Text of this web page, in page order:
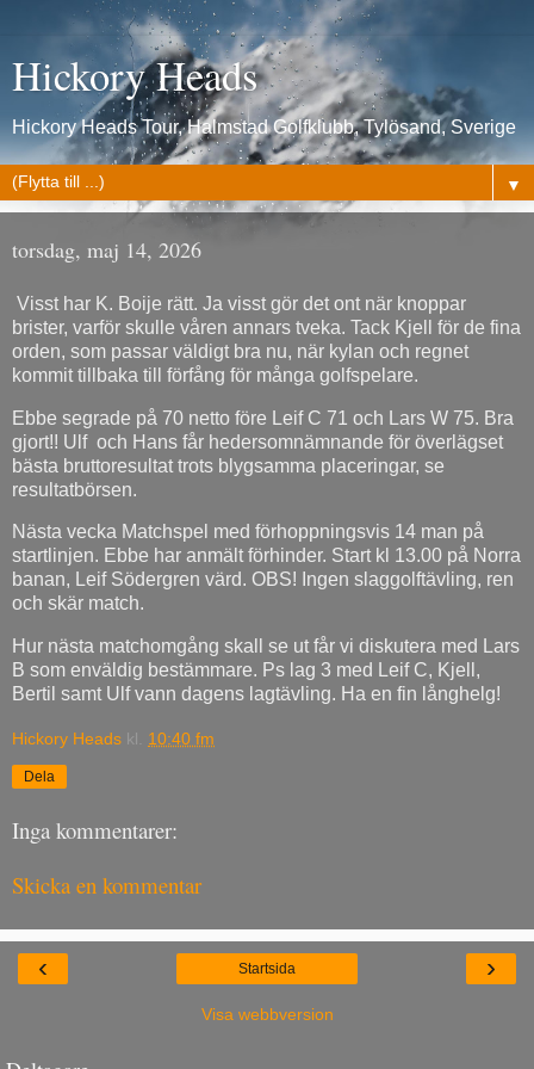
Hickory Heads
Hickory Heads Tour, Halmstad Golfklubb, Tylösand, Sverige
▼
torsdag, maj 14, 2026
Visst har K. Boije rätt. Ja visst gör det ont när knoppar
brister, varför skulle våren annars tveka. Tack Kjell för de fina
orden, som passar väldigt bra nu, när kylan och regnet
kommit tillbaka till förfång för många golfspelare.
Ebbe segrade på 70 netto före Leif C 71 och Lars W 75. Bra
gjort!! Ulf och Hans får hedersomnämnande för överlägset
bästa bruttoresultat trots blygsamma placeringar, se
resultatbörsen.
Nästa vecka Matchspel med förhoppningsvis 14 man på
startlinjen. Ebbe har anmält förhinder. Start kl 13.00 på Norra
banan, Leif Södergren värd. OBS! Ingen slaggolftävling, ren
och skär match.
Hur nästa matchomgång skall se ut får vi diskutera med Lars
B som enväldig bestämmare. Ps lag 3 med Leif C, Kjell,
Bertil samt Ulf vann dagens lagtävling. Ha en fin långhelg!
Hickory Heads kl. 10:40 fm
Dela
Inga kommentarer:
Skicka en kommentar
‹ ›
Startsida
Visa webbversion